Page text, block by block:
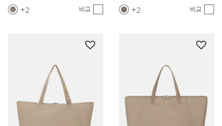
2 비교 2 비교